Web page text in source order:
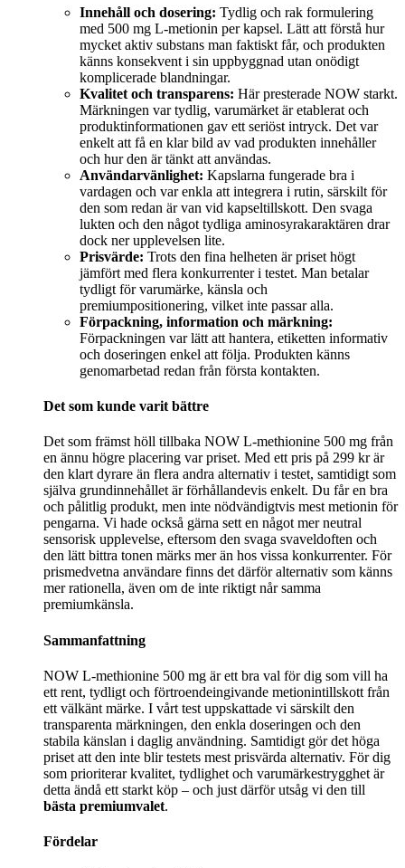
Innehåll och dosering: Tydlig och rak formulering
med 500 mg L-metionin per kapsel. Lätt att förstå hur
mycket aktiv substans man faktiskt får, och produkten
känns konsekvent i sin uppbyggnad utan onödigt
komplicerade blandningar.
Kvalitet och transparens: Här presterade NOW starkt.
Märkningen var tydlig, varumärket är etablerat och
produktinformationen gav ett seriöst intryck. Det var
enkelt att få en klar bild av vad produkten innehåller
och hur den är tänkt att användas.
Användarvänlighet: Kapslarna fungerade bra i
vardagen och var enkla att integrera i rutin, särskilt för
den som redan är van vid kapseltillskott. Den svaga
lukten och den något tydliga aminosyrakaraktären drar
dock ner upplevelsen lite.
Prisvärde: Trots den fina helheten är priset högt
jämfört med flera konkurrenter i testet. Man betalar
tydligt för varumärke, känsla och
premiumpositionering, vilket inte passar alla.
Förpackning, information och märkning:
Förpackningen var lätt att hantera, etiketten informativ
och doseringen enkel att följa. Produkten känns
genomarbetad redan från första kontakten.
Det som kunde varit bättre
Det som främst höll tillbaka NOW L-methionine 500 mg från
en ännu högre placering var priset. Med ett pris på 299 kr är
den klart dyrare än flera andra alternativ i testet, samtidigt som
själva grundinnehållet är förhållandevis enkelt. Du får en bra
och pålitlig produkt, men inte nödvändigtvis mest metionin för
pengarna. Vi hade också gärna sett en något mer neutral
sensorisk upplevelse, eftersom den svaga svaveldoften och
den lätt bittra tonen märks mer än hos vissa konkurrenter. För
prismedvetna användare finns det därför alternativ som känns
mer rationella, även om de inte riktigt når samma
premiumkänsla.
Sammanfattning
NOW L-methionine 500 mg är ett bra val för dig som vill ha
ett rent, tydligt och förtroendeingivande metionintillskott från
ett välkänt märke. I vårt test uppskattade vi särskilt den
transparenta märkningen, den enkla doseringen och den
stabila känslan i daglig användning. Samtidigt gör det höga
priset att den inte blir testets mest prisvärda alternativ. För dig
som prioriterar kvalitet, tydlighet och varumärkestrygghet är
detta ändå ett starkt köp – och just därför utsåg vi den till
bästa premiumvalet.
Fördelar